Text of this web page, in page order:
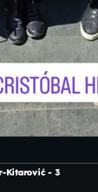
Kitarović - 3